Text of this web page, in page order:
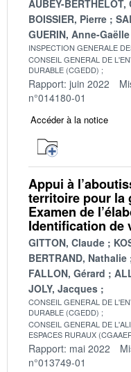
AUBEY-
BOISSIER, Pierre
GUERIN, Anne-Gaëlle
INSPECTION GENERALE
CONSEIL GENERAL DE
DURABLE (CGEDD)
Rapport: juin 2022
n°014180-01
Accéder à la notice
Appui à
territoire pour la
Examen de
Identification de
GITTON, Claude
BERTRAND, Nathalie
FALLON, Gérard
JOLY, Jacques
CONSEIL GENERAL DE
DURABLE (CGEDD)
CONSEIL GENERAL DE
ESPACES RURAUX
Rapport: mai 2022
n°013749-01